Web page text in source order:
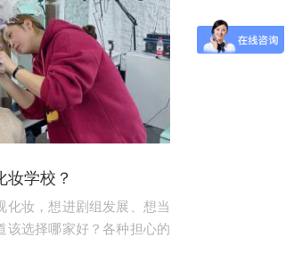
妆学校？
化妆，想进剧组发展、想当
该选择哪家好？各种担心的